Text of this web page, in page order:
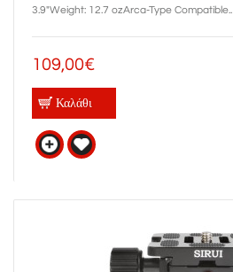
3.9"Weight: 12.7 ozArca-Type Compatible..
109,00€
Καλάθι